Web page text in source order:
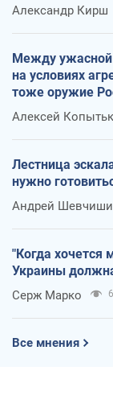
Александр Кирш
Между
на условиях
тоже оружие
Алексей
Лестница
нужно
Андрей
"Когда хочется
Украины
Серж Марко
Все мнения